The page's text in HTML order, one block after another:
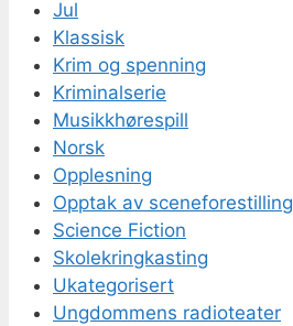
Jul
Klassisk
Krim og spenning
Kriminalserie
Musikkhørespill
Norsk
Opplesning
Opptak av sceneforestilling
Science Fiction
Skolekringkasting
Ukategorisert
Ungdommens radioteater